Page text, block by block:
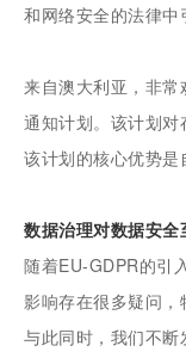
和网络安全的法律中
来自澳大利亚，非
通知计划。该计划对
该计划的核心优势是
数据治理对数据安全
随着EU-GDPR的引
影响存在很多疑问，
与此同时，我们不